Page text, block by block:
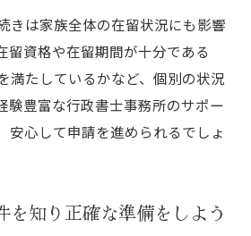
きは家族全体の在留状況にも影響
留資格や在留期間が十分である
満たしているかなど、個別の状況
験豊富な行政書士事務所のサポー
安心して申請を進められるでしょ
を知り正確な準備をしよう